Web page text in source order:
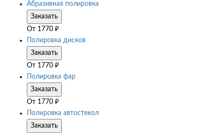
Абразивная полировка
Заказать
От 1770 ₽
Полировка дисков
Заказать
От 1770 ₽
Полировка фар
Заказать
От 1770 ₽
Полировка автостекол
Заказать